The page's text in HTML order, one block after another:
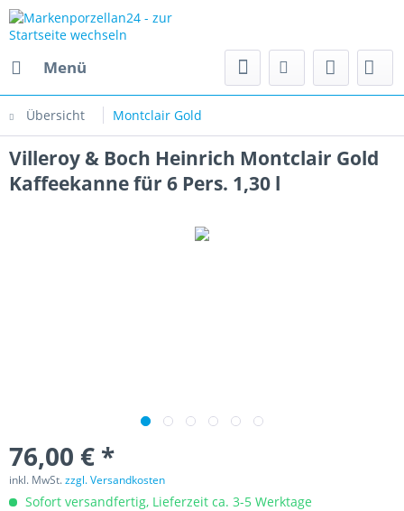
Menü
Übersicht Montclair Gold
Villeroy & Boch Heinrich Montclair Gold
Kaffeekanne für 6 Pers. 1,30 l
76,00 € *
inkl. MwSt.zzgl. Versandkosten
Sofort versandfertig, Lieferzeit ca. 3-5 Werktage